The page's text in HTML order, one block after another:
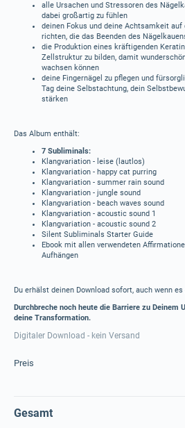
alle Ursachen und Stressoren des
dabei großartig zu fühlen
deinen Fokus und deine Achtsamkeit
richten, die das Beenden des
die Produktion eines kräftigenden
Zellstruktur zu bilden, damit
wachsen können
deine Fingernägel zu pflegen und
Tag deine Selbstachtung, dein
stärken
Das Album enthält:
7 Subliminals:
Klangvariation - leise (lautlos)
Klangvariation - happy cat purring
Klangvariation - summer rain sound
Klangvariation - jungle sound
Klangvariation - beach waves sound
Klangvariation - acoustic sound 1
Klangvariation - acoustic sound 2
Silent Subliminals Starter Guide
Ebook mit allen verwendeten
Aufhängen
Du erhälst deinen Download sofort, auch wenn
Durchbreche noch heute die Barriere zu Deinem
deine Transformation.
Digitaler Download - kein Versand
Preis
Gesamt